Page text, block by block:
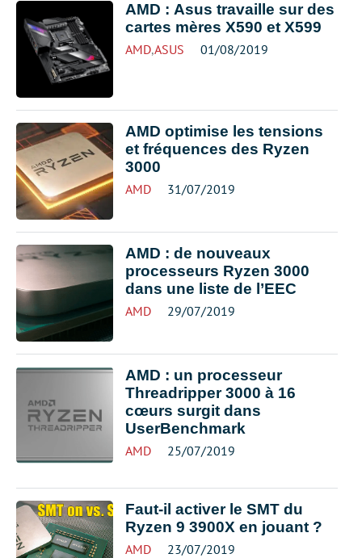
AMD : Asus travaille sur des
cartes mères X590 et X599
AMD,ASUS 01/08/2019
AMD optimise les tensions
et fréquences des Ryzen
3000
AMD 31/07/2019
AMD : de nouveaux
processeurs Ryzen 3000
dans une liste de l’EEC
AMD 29/07/2019
AMD : un processeur
Threadripper 3000 à 16
cœurs surgit dans
UserBenchmark
AMD 25/07/2019
Faut-il activer le SMT du
Ryzen 9 3900X en jouant ?
AMD 23/07/2019